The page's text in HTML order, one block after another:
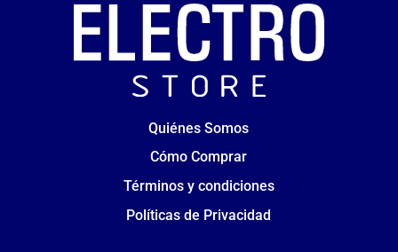
Quiénes Somos
Cómo Comprar
Términos y condiciones
Políticas de Privacidad